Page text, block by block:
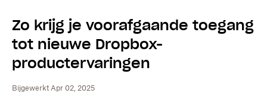
Zo krijg je voorafgaande toegang
tot nieuwe Dropbox-
productervaringen
Bijgewerkt Apr 02, 2025